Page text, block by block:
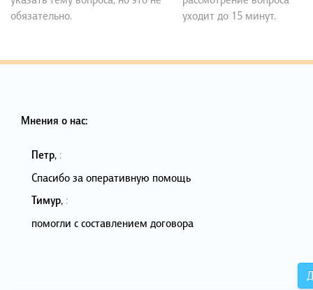
обязательно.
уходит до 15 минут.
Мнения о нас:
Петр, :
Спасибо за оперативную помощь
Тимур, :
помогли с составлением договора